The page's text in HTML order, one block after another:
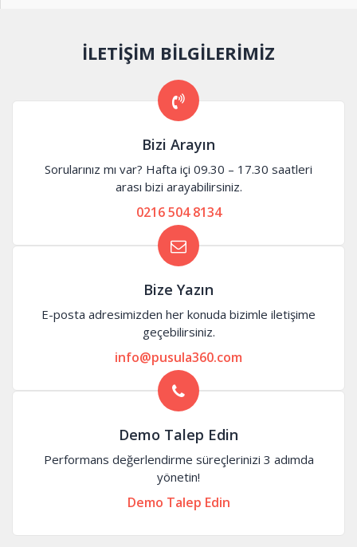
İLETİŞİM BİLGİLERİMİZ
Bizi Arayın
Sorularınız mı var? Hafta içi 09.30 – 17.30 saatleri
arası bizi arayabilirsiniz.
0216 504 8134
Bize Yazın
E-posta adresimizden her konuda bizimle iletişime
geçebilirsiniz.
info@pusula360.com
Demo Talep Edin
Performans değerlendirme süreçlerinizi 3 adımda
yönetin!
Demo Talep Edin